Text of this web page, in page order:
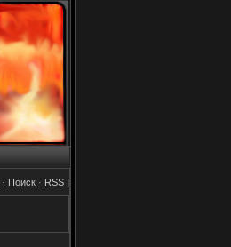
· Поиск · RSS ]